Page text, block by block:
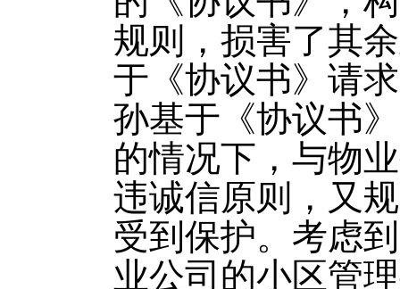
规则，损害了其
于《协议书》请
孙基于《协议书
的情况下，与物
违诚信原则，又
受到保护。考虑
业公司的小区管